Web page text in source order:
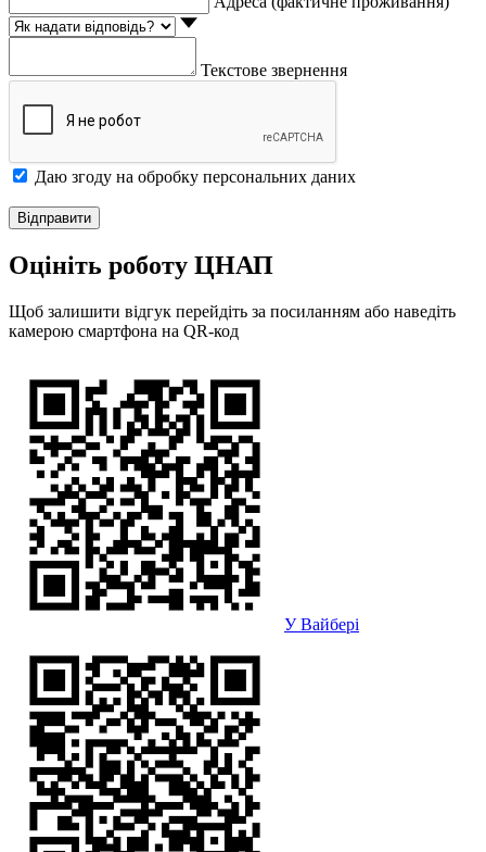
Текстове звернення
Даю згоду на обробку персональних даних
Відправити
Оцініть роботу ЦНАП
Щоб залишити відгук перейдіть за посиланням або наведіть
камерою смартфона на QR-код
У Вайбері